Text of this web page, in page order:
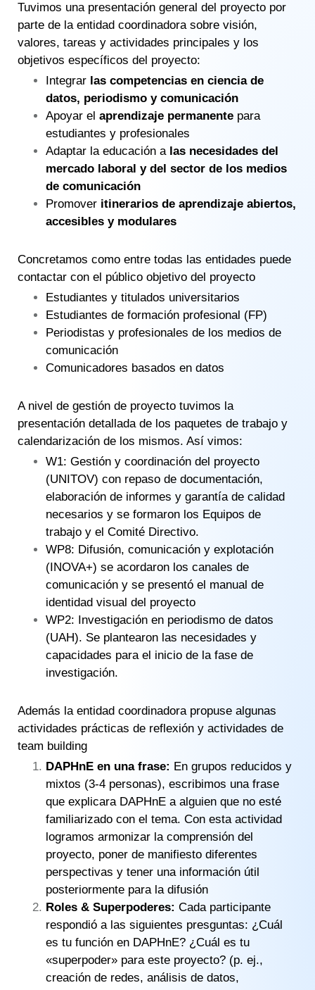
Tuvimos una presentación general del proyecto por
parte de la entidad coordinadora sobre visión,
valores, tareas y actividades principales y los
objetivos específicos del proyecto:
Integrar las competencias en ciencia de
datos, periodismo y comunicación
Apoyar el aprendizaje permanente para
estudiantes y profesionales
Adaptar la educación a las necesidades del
mercado laboral y del sector de los medios
de comunicación
Promover itinerarios de aprendizaje abiertos,
accesibles y modulares
Concretamos como entre todas las entidades puede
contactar con el público objetivo del proyecto
Estudiantes y titulados universitarios​
Estudiantes de formación profesional (FP)​
Periodistas y profesionales de los medios de
comunicación​
Comunicadores basados en datos
A nivel de gestión de proyecto tuvimos la
presentación detallada de los paquetes de trabajo y
calendarización de los mismos. Así vimos:
W1: Gestión y coordinación del proyecto
(UNITOV) con repaso de documentación,
elaboración de informes y garantía de calidad
necesarios y se formaron los Equipos de
trabajo y el Comité Directivo.
WP8: Difusión, comunicación y explotación
(INOVA+) se acordaron los canales de
comunicación y se presentó el manual de
identidad visual del proyecto
WP2: Investigación en periodismo de datos
(UAH). Se plantearon las necesidades y
capacidades para el inicio de la fase de
investigación.
Además la entidad coordinadora propuse algunas
actividades prácticas de reflexión y actividades de
team building
DAPHnE en una frase: En grupos reducidos y
mixtos (3-4 personas)​, escribimos una frase
que explicara ​DAPHnE a alguien que no esté
familiarizado con el tema. Con esta actividad
logramos armonizar la comprensión del
proyecto​, poner de manifiesto diferentes
perspectivas​ y tener una información útil
posteriormente para la difusión
Roles & Superpoderes: Cada participante
respondió a las siguientes presguntas: ¿Cuál
es tu función en DAPHnE?​ ¿Cuál es tu
«superpoder» para este proyecto?​ (p. ej.,
creación de redes, análisis de datos,